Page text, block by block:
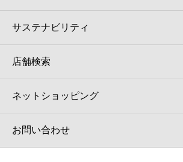
サステナビリティ
店舗検索
ネットショッピング
お問い合わせ